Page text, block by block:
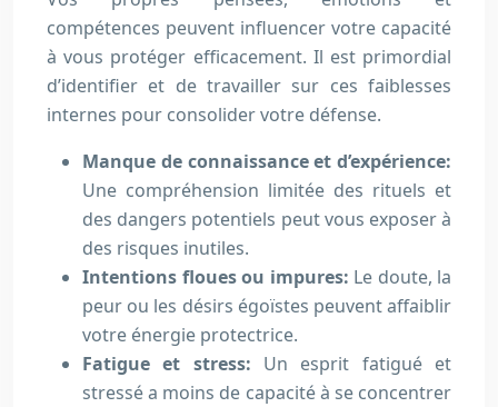
compétences peuvent influencer votre capacité
à vous protéger efficacement. Il est primordial
d’identifier et de travailler sur ces faiblesses
internes pour consolider votre défense.
Manque de connaissance et d’expérience:
Une compréhension limitée des rituels et
des dangers potentiels peut vous exposer à
des risques inutiles.
Intentions floues ou impures: Le doute, la
peur ou les désirs égoïstes peuvent affaiblir
votre énergie protectrice.
Fatigue et stress: Un esprit fatigué et
stressé a moins de capacité à se concentrer